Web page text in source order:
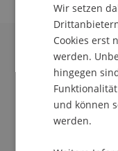
Keine Daten zu
Universität
Fürst-Franz-Josef-
9490 Vaduz
Liechtenstein
info@uni.li
Wir setzen
Cookies erst
werden.
hingegen
und können
werden.